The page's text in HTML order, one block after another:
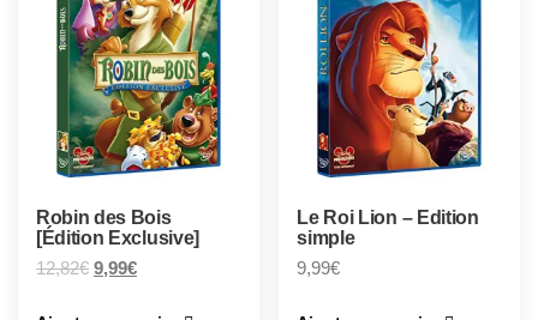
Robin des Bois
[Édition Exclusive]
12,82€ 9,99€
Le Roi Lion – Edition
simple
9,99€